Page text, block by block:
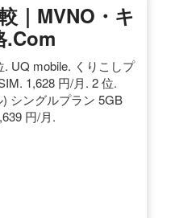
｜MVNO・キ
.com
UQ mobile. くりこしプ
1,628 円/月. 2 位.
シングルプラン 5GB
円/月.